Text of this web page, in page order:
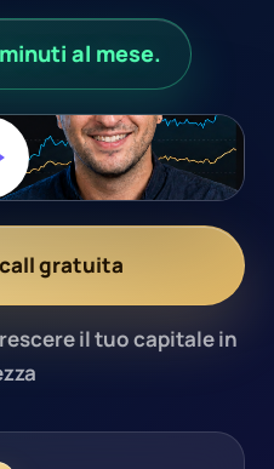
al mese.
gratuita
il tuo capitale in